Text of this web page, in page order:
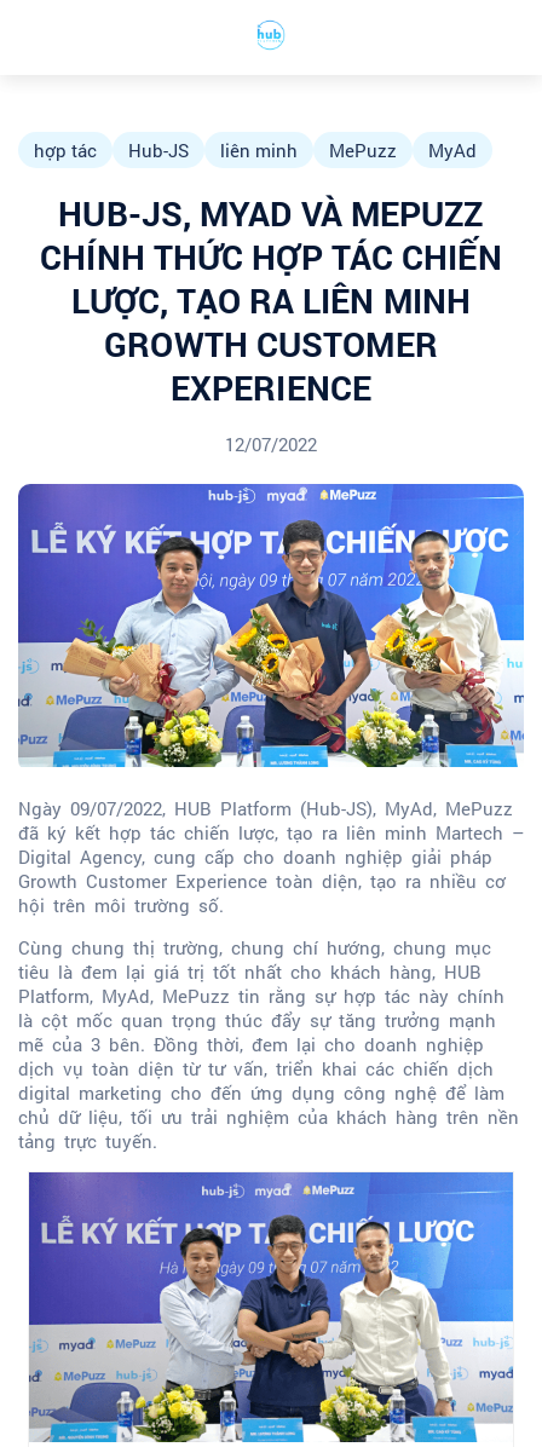
hợp tác Hub-JS liên minh MePuzz MyAd
HUB-JS, MYAD VÀ MEPUZZ
CHÍNH THỨC HỢP TÁC CHIẾN
LƯỢC, TẠO RA LIÊN MINH
GROWTH CUSTOMER
EXPERIENCE
12/07/2022
Ngày 09/07/2022, HUB Platform (Hub-JS), MyAd, MePuzz
đã ký kết hợp tác chiến lược, tạo ra liên minh Martech –
Digital Agency, cung cấp cho doanh nghiệp giải pháp
Growth Customer Experience toàn diện, tạo ra nhiều cơ
hội trên môi trường số.
Cùng chung thị trường, chung chí hướng, chung mục
tiêu là đem lại giá trị tốt nhất cho khách hàng, HUB
Platform, MyAd, MePuzz tin rằng sự hợp tác này chính
là cột mốc quan trọng thúc đẩy sự tăng trưởng mạnh
mẽ của 3 bên. Đồng thời, đem lại cho doanh nghiệp
dịch vụ toàn diện từ tư vấn, triển khai các chiến dịch
digital marketing cho đến ứng dụng công nghệ để làm
chủ dữ liệu, tối ưu trải nghiệm của khách hàng trên nền
tảng trực tuyến.